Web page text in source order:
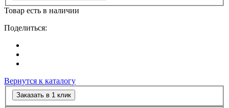
Товар есть в наличии
Поделиться:
Вернутся к каталогу
Заказать в 1 клик